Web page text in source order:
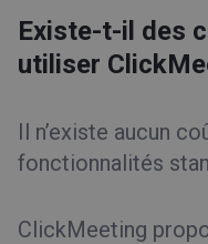
Existe-t-il des
utiliser
Il n’existe aucun
fonctionnalités
ClickMeeting